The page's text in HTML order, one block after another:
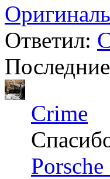
Ответил:
Crime